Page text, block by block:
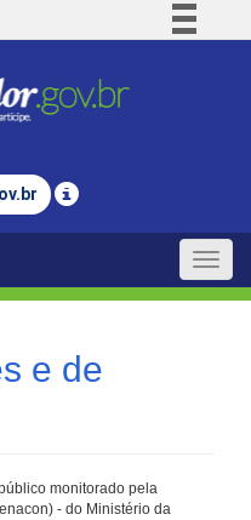
Comunica BR
Legislação
Toggle
e de
monitorado pela
- do Ministério da